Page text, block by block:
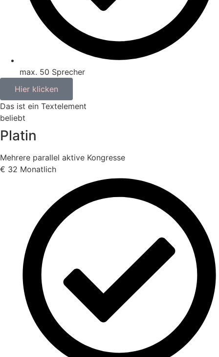
max. 50 Sprecher
Hier klicken
Das ist ein Textelement
beliebt
Platin
Mehrere parallel aktive Kongresse
€ 32 Monatlich